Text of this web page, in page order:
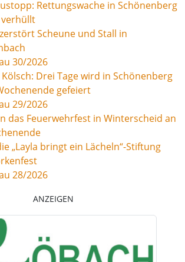
Rettungswache in Schönenberg
Scheune und Stall in
30/2026
Drei Tage wird in Schönenberg
gefeiert
29/2026
das Feuerwehrfest in Winterscheid an
„Layla bringt ein Lächeln“-Stiftung
28/2026
ANZEIGEN